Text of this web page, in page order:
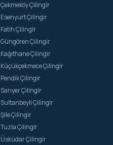
Çekmeköy Çilingir
Esenyurt Çilingir
Fatih Çilingir
Güngören Çilingir
Kağıthane Çilingir
Küçükçekmece Çilingir
Pendik Çilingir
Sarıyer Çilingir
Sultanbeyli Çilingir
Şile Çilingir
Tuzla Çilingir
Üsküdar Çilingir